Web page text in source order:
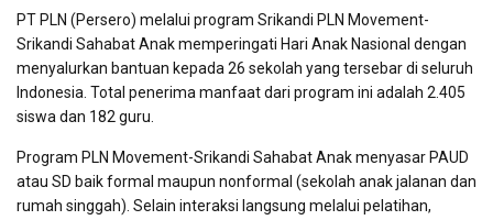
PT PLN (Persero) melalui program Srikandi PLN Movement-
Srikandi Sahabat Anak memperingati Hari Anak Nasional dengan
menyalurkan bantuan kepada 26 sekolah yang tersebar di seluruh
Indonesia. Total penerima manfaat dari program ini adalah 2.405
siswa dan 182 guru.
Program PLN Movement-Srikandi Sahabat Anak menyasar PAUD
atau SD baik formal maupun nonformal (sekolah anak jalanan dan
rumah singgah). Selain interaksi langsung melalui pelatihan,